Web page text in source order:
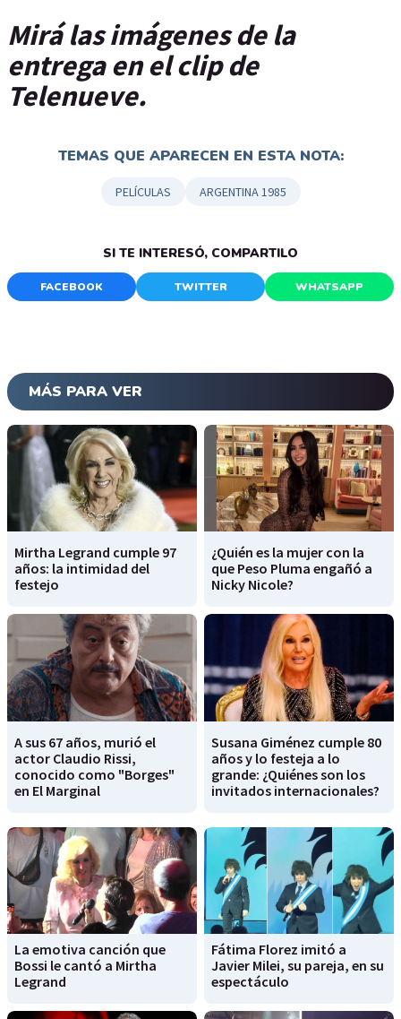
Mirá las imágenes de la
entrega en el clip de
Telenueve.
TEMAS QUE APARECEN EN ESTA NOTA:
PELÍCULAS ARGENTINA 1985
SI TE INTERESÓ, COMPARTILO
FACEBOOK TWITTER WHATSAPP
MÁS PARA VER
Mirtha Legrand cumple 97
años: la intimidad del
festejo
¿Quién es la mujer con la
que Peso Pluma engañó a
Nicky Nicole?
A sus 67 años, murió el
actor Claudio Rissi,
conocido como "Borges"
en El Marginal
Susana Giménez cumple 80
años y lo festeja a lo
grande: ¿Quiénes son los
invitados internacionales?
La emotiva canción que
Bossi le cantó a Mirtha
Legrand
Fátima Florez imitó a
Javier Milei, su pareja, en su
espectáculo